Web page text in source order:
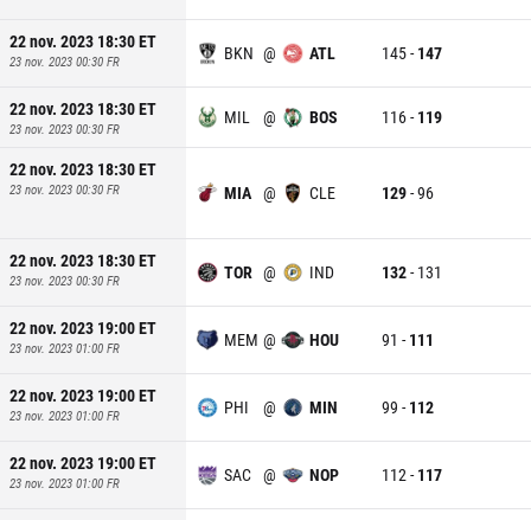
22 nov. 2023 18:30ET
23 nov. 2023 00:30 FR BKN @ ATL 145- 147
22 nov. 2023 18:30ET
23 nov. 2023 00:30 FR
MIL @ BOS 116- 119
22 nov. 2023 18:30ET
23 nov. 2023 00:30 FR MIA @ CLE 129-96
22 nov. 2023 18:30ET
23 nov. 2023 00:30 FR TOR @ IND 132- 131
22 nov. 2023 19:00ET
23 nov. 2023 01:00 FR MEM @ HOU 91 - 111
22 nov. 2023 19:00ET
23 nov. 2023 01:00 FR PHI @ MIN 99 - 112
22 nov. 2023 19:00ET
23 nov. 2023 01:00 FR SAC @ NOP 112- 117